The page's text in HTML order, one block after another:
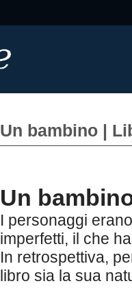
Un bambino |
Un
I personaggi
imperfetti, il che
In retrospettiva,
libro sia la sua